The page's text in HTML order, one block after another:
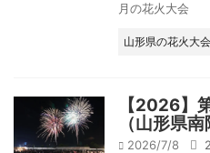
月の花火大会
山形県の花火大会
【2026】
（山形県南
2026/7/8